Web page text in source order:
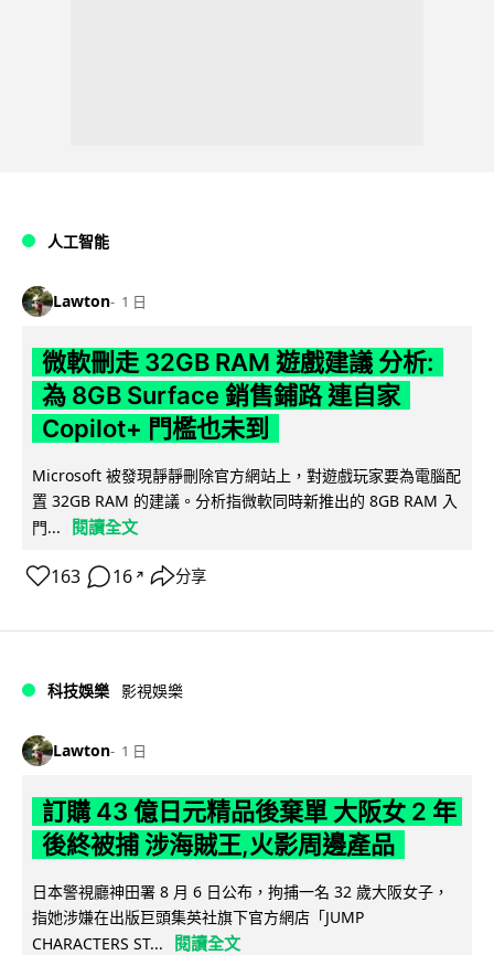
人工智能
Lawton 1 日
微軟刪走 32GB RAM 遊戲建議 分析:
為 8GB Surface 銷售鋪路 連自家
Copilot+ 門檻也未到
Microsoft 被發現靜靜刪除官方網站上，對遊戲玩家要為電腦配
置 32GB RAM 的建議。分析指微軟同時新推出的 8GB RAM 入
門...
閱讀全文
163 16 ↗ 分享
科技娛樂 影視娛樂
Lawton 1 日
訂購 43 億日元精品後棄單 大阪女 2 年
後終被捕 涉海賊王,火影周邊產品
日本警視廳神田署 8 月 6 日公布，拘捕一名 32 歲大阪女子，
指她涉嫌在出版巨頭集英社旗下官方網店「JUMP
CHARACTERS ST...
閱讀全文